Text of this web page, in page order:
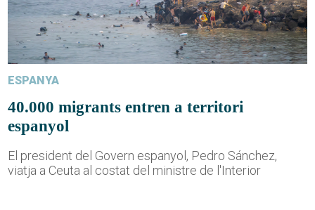
ESPANYA
40.000 migrants entren a territori
espanyol
El president del Govern espanyol, Pedro Sánchez,
viatja a Ceuta al costat del ministre de l'Interior